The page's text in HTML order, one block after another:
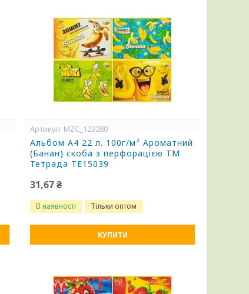
MZC_123280
Альбом А4 22 л. 100г/м² Ароматний
(Банан) скоба з перфорацією ТМ
Тетрада ТЕ15039
31,67 ₴
В наявності Тільки оптом
КУПИТИ